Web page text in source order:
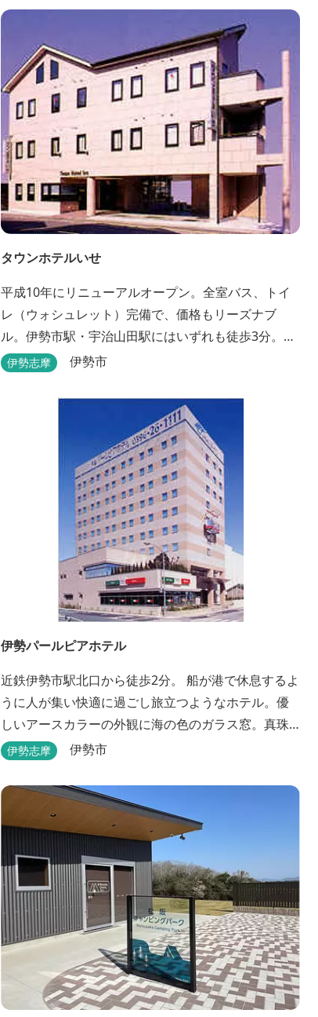
タウンホテルいせ
平成10年にリニューアルオープン。全室バス、トイ
レ（ウォシュレット）完備で、価格もリーズナブ
ル。伊勢市駅・宇治山田駅にはいずれも徒歩3分。ビ
ジネスに観光にピンクの外壁が目印です。
伊勢志摩 伊勢市
伊勢パールピアホテル
近鉄伊勢市駅北口から徒歩2分。 船が港で休息するよ
うに人が集い快適に過ごし旅立つようなホテル。優
しいアースカラーの外観に海の色のガラス窓。真珠
の桟橋と名付けたホテルは伊勢志摩の自然保護への
す。 和食・イタリアンレストランがございます。 ま
た、宿泊のお客様は途中出入り自由立体駐車場を無
料でお使いいただけます。
伊勢志摩 伊勢市